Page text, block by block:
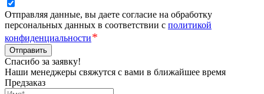
Отправляя данные, вы даете согласие на обработку
персональных данных в соответствии с политикой
конфиденциальности*
Отправить
Спасибо за заявку!
Наши менеджеры свяжутся с вами в ближайшее время
Предзаказ